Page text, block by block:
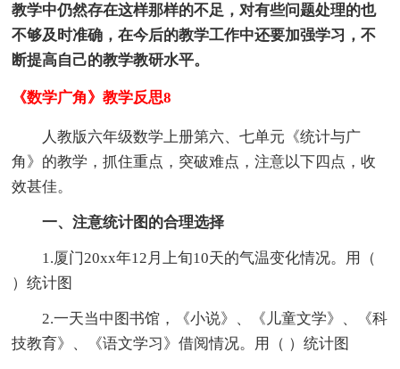
教学中仍然存在这样那样的不足，对有些问题处理的也
不够及时准确，在今后的教学工作中还要加强学习，不
断提高自己的教学教研水平。
《数学广角》教学反思8
人教版六年级数学上册第六、七单元《统计与广
角》的教学，抓住重点，突破难点，注意以下四点，收
效甚佳。
一、注意统计图的合理选择
1.厦门20xx年12月上旬10天的气温变化情况。用（
）统计图
2.一天当中图书馆，《小说》、《儿童文学》、《科
技教育》、《语文学习》借阅情况。用（ ）统计图